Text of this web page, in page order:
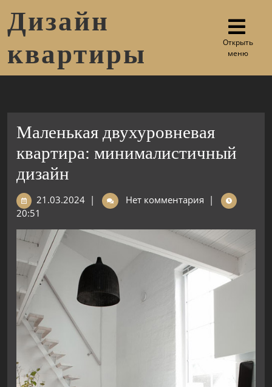
Дизайн
квартиры
Открыть
меню
Маленькая двухуровневая
квартира: минималистичный
дизайн
21.03.2024 | Нет комментария |
20:51